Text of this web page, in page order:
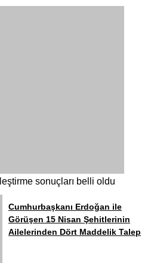
sonuçları belli oldu
Cumhurbaşkanı Erdoğan ile
Görüşen 15 Nisan Şehitlerinin
Ailelerinden Dört Maddelik Talep